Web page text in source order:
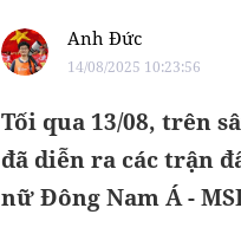
Anh Đức
14/08/2025 10:23:56
Tối qua 13/08, trên
đã diễn ra các trận
nữ Đông Nam Á -